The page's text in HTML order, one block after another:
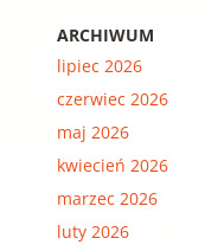
ARCHIWUM
lipiec 2026
czerwiec 2026
maj 2026
kwiecień 2026
marzec 2026
luty 2026